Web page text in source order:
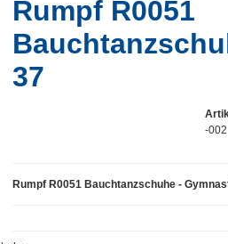
Rumpf R0051
37
-002
Rumpf R0051 Bauchtanzschuhe -